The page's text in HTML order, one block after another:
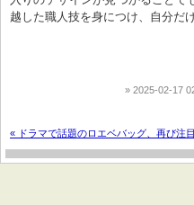
越した職人技を身につけ、自分だ
2025-02-17
« ドラマで話題のロエベバッグ、再び注